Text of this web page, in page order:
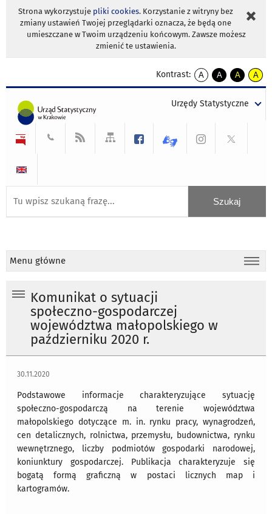
Strona wykorzystuje pliki cookies. Korzystanie z witryny bez
zmiany ustawień Twojej przeglądarki oznacza, że będą one
umieszczane w Twoim urządzeniu końcowym. Zawsze możesz
zmienić te ustawienia.
Kontrast:
A
kontrast
A
kontrast
tekst
czarnym
A
kontrast
tekst
czarnym
A
tekst
żółtym
Urzędy Statystyczne
Menu główne
Komunikat o sytuacji
społeczno-gospodarczej
województwa małopolskiego w
październiku 2020 r.
30.11.2020
Podstawowe informacje charakteryzujące sytuację
społeczno-gospodarczą na terenie województwa
małopolskiego dotyczące m. in. rynku pracy, wynagrodzeń,
cen detalicznych, rolnictwa, przemysłu, budownictwa, rynku
wewnętrznego, liczby podmiotów gospodarki narodowej,
koniunktury gospodarczej. Publikacja charakteryzuje się
bogatą formą graficzną w postaci licznych map i
kartogramów.